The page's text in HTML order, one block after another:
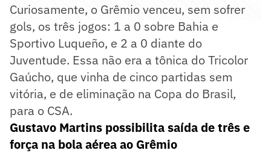
Curiosamente, o Grêmio venceu, sem sofrer
gols, os três jogos: 1 a 0 sobre Bahia e
Sportivo Luqueño, e 2 a 0 diante do
Juventude. Essa não era a tônica do Tricolor
Gaúcho, que vinha de cinco partidas sem
vitória, e de eliminação na Copa do Brasil,
para o CSA.
Gustavo Martins possibilita saída de três e
força na bola aérea ao Grêmio